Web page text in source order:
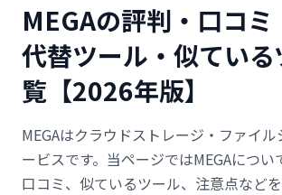
MEGAの評判・口コミ
代替ツール・似てい
覧【2026年版】
MEGAはクラウドストレージ・ファイ
ービスです。当ページではMEGAについ
口コミ、似ているツール、注意点などを